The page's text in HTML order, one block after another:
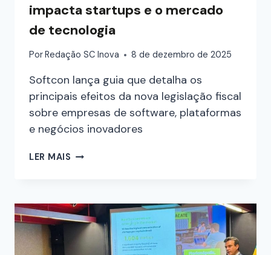
impacta startups e o mercado
de tecnologia
Por Redação SC Inova 8 de dezembro de 2025
Softcon lança guia que detalha os
principais efeitos da nova legislação fiscal
sobre empresas de software, plataformas
e negócios inovadores
LER MAIS